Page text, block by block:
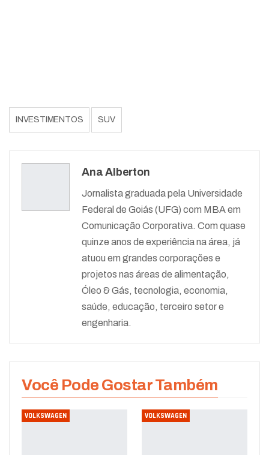
INVESTIMENTOS SUV
Ana Alberton
Jornalista graduada pela Universidade
Federal de Goiás (UFG) com MBA em
Comunicação Corporativa. Com quase
quinze anos de experiência na área, já
atuou em grandes corporações e
projetos nas áreas de alimentação,
Óleo & Gás, tecnologia, economia,
saúde, educação, terceiro setor e
engenharia.
Você Pode Gostar Também
VOLKSWAGEN VOLKSWAGEN